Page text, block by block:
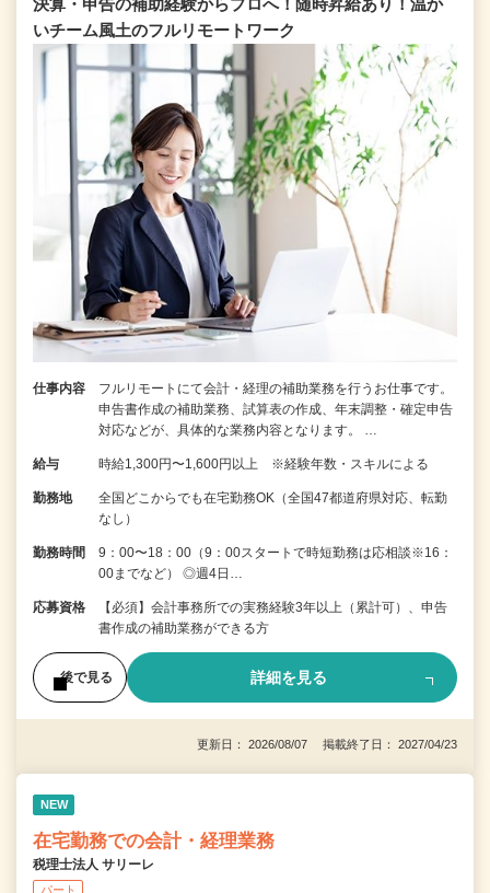
いチーム⾵⼟のフルリモートワーク
仕事内容
フルリモートにて会計・経理の補助業務を行うお仕事です。
申告書作成の補助業務、試算表の作成、年末調整・確定申告
対応などが、具体的な業務内容となります。 …
給与 時給1,300円〜1,600円以上 ※経験年数・スキルによる
勤務地
全国どこからでも在宅勤務OK（全国47都道府県対応、転勤
なし）
勤務時間
9：00〜18：00（9：00スタートで時短勤務は応相談※16：
00までなど） ◎週4日…
応募資格
【必須】会計事務所での実務経験3年以上（累計可）、申告
書作成の補助業務ができる方
後で見る 詳細を見る
更新日： 2026/08/07 掲載終了日： 2027/04/23
NEW
在宅勤務での会計・経理業務
税理士法人 サリーレ
パート